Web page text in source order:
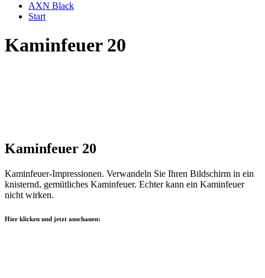
AXN Black
Start
Kaminfeuer 20
Kaminfeuer 20
Kaminfeuer-Impressionen. Verwandeln Sie Ihren Bildschirm in ein
knisternd, gemütliches Kaminfeuer. Echter kann ein Kaminfeuer
nicht wirken.
Hier klicken und jetzt anschauen: